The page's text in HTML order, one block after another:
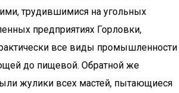
трудившимися на угольных
предприятиях Горловки,
все виды промышленности
до пищевой. Обратной же
жулики всех мастей, пытающиеся